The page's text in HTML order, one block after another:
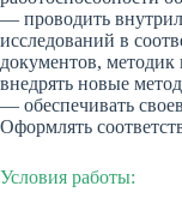
— проводить
исследований в
документов,
внедрять новые
— обеспечивать
Оформлять
Условия работы: